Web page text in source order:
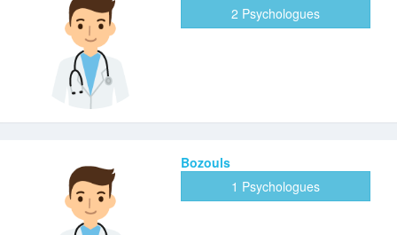
2 Psychologues
Bozouls
1 Psychologues